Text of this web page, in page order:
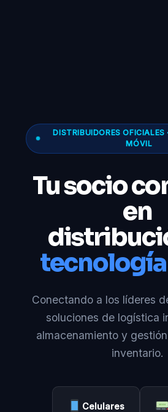
DISTRIBUIDORES OFICIALES
MÓVIL
Tu socio
en
Conectando a los líderes
soluciones de logística
almacenamiento y
inventario.
Celulares